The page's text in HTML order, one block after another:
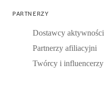
PARTNERZY
Dostawcy aktywności
Partnerzy afiliacyjni
Twórcy i influencerzy